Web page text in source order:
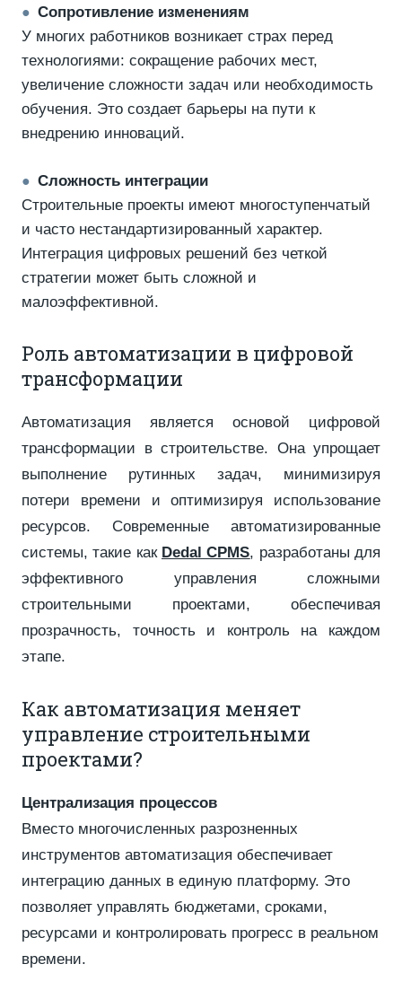
● Сопротивление изменениям
У многих работников возникает страх перед
технологиями: сокращение рабочих мест,
увеличение сложности задач или необходимость
обучения. Это создает барьеры на пути к
внедрению инноваций.
● Сложность интеграции
Строительные проекты имеют многоступенчатый
и часто нестандартизированный характер.
Интеграция цифровых решений без четкой
стратегии может быть сложной и
малоэффективной.
Роль автоматизации в цифровой
трансформации
Автоматизация является основой цифровой
трансформации в строительстве. Она упрощает
выполнение рутинных задач, минимизируя
потери времени и оптимизируя использование
ресурсов. Современные автоматизированные
системы, такие как Dedal CPMS, разработаны для
эффективного управления сложными
строительными проектами, обеспечивая
прозрачность, точность и контроль на каждом
этапе.
Как автоматизация меняет
управление строительными
проектами?
Централизация процессов
Вместо многочисленных разрозненных
инструментов автоматизация обеспечивает
интеграцию данных в единую платформу. Это
позволяет управлять бюджетами, сроками,
ресурсами и контролировать прогресс в реальном
времени.